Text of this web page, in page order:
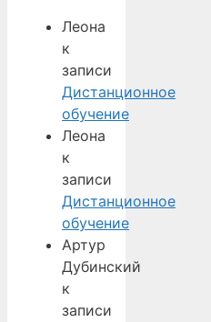
Леона
к
записи
Дистанционное
обучение
Леона
к
записи
Дистанционное
обучение
Артур
Дубинский
к
записи